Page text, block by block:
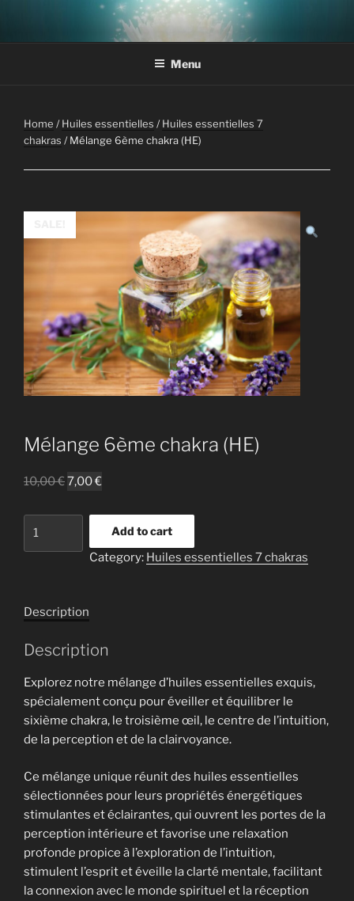
contenu
Menu
Home /Huiles essentielles /Huiles essentielles 7
chakras / Mélange 6ème chakra (HE)
Mélange 6ème chakra (HE)
10,00€7,00€
Add to cart
Category: Huiles essentielles 7 chakras
Description
Description
Explorez notre mélange d’huiles essentielles exquis,
spécialement conçu pour éveiller et équilibrer le
sixième chakra, le troisième œil, le centre de l’intuition,
de la perception et de la clairvoyance.
Ce mélange unique réunit des huiles essentielles
sélectionnées pour leurs propriétés énergétiques
stimulantes et éclairantes, qui ouvrent les portes de la
perception intérieure et favorise une relaxation
profonde propice à l’exploration de l’intuition,
stimulent l’esprit et éveille la clarté mentale, facilitant
la connexion avec le monde spirituel et la réception